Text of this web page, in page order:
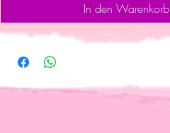
In den Warenkorb